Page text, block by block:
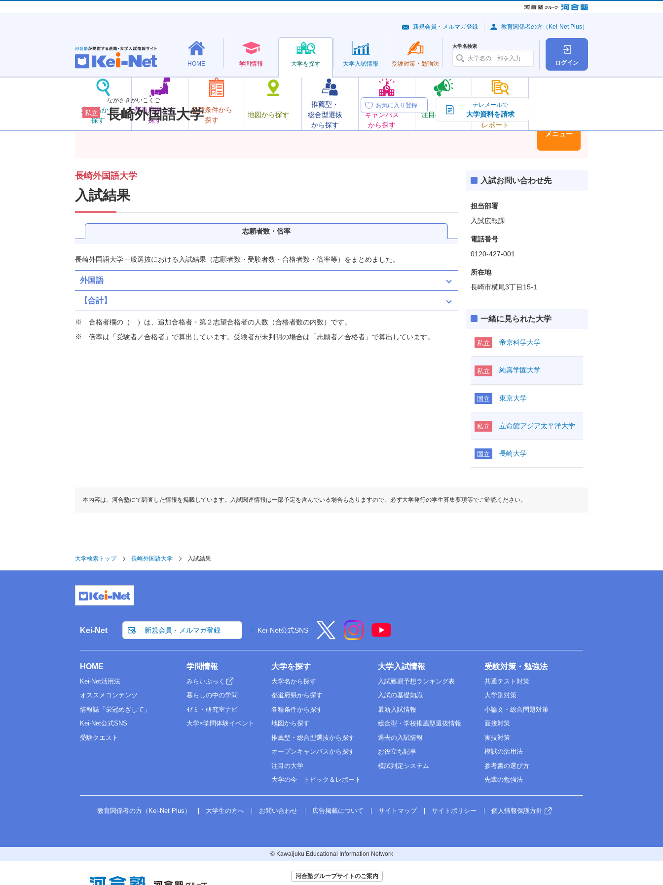
ログイン
HOME 学問情報 大学を探す
大学名から
探す
都道府県から
探す
各種条件から
探す
地図から探す
推薦型・
総合型選抜
から探す
オープン
キャンパス
から探す
注目の大学
大学の今
トピック＆
レポート
大学入試情報 受験対策・ 勉強法
大学名検索
新規会員・メルマガ登録 教育関係者の方（Kei-Net Plus）
私立
ながさきがいこくご
長崎外国語大学
お気に入り登録 テレメールで
大学資料を請求
メニュー
長崎外国語大学
入試結果
志願者数・倍率
長崎外国語大学一般選抜における入試結果（志願者数・受験者数・合格者数・倍率等）をまとめました。
外国語
【合計】
合格者欄の（ ）は、追加合格者・第２志望合格者の人数（合格者数の内数）です。
倍率は「受験者／合格者」で算出しています。受験者が未判明の場合は「志願者／合格者」で算出しています。
入試お問い合わせ先
担当部署
入試広報課
電話番号
0120-427-001
所在地
長崎市横尾3丁目15-1
一緒に見られた大学
私立 帝京科学大学
私立 純真学園大学
国立 東京大学
私立 立命館アジア太平洋大学
国立 長崎大学
本内容は、河合塾にて調査した情報を掲載しています。入試関連情報は一部予定を含んでいる場合もありますので、必ず大学発行の学生募集要項等でご確認ください。
大学検索トップ 長崎外国語大学 入試結果
Kei-Net 新規会員・メルマガ登録 Kei-Net公式SNS
HOME
Kei-Net活用法
オススメコンテンツ
情報誌「栄冠めざして」
Kei-Net公式SNS
受験クエスト
学問情報
みらいぶっく
暮らしの中の学問
ゼミ・研究室ナビ
大学×学問体験イベント
大学を探す
大学名から探す
都道府県から探す
各種条件から探す
地図から探す
推薦型・総合型選抜から探す
オープンキャンパスから探す
注目の大学
大学の今 トピック＆レポート
大学入試情報
入試難易予想ランキング表
入試の基礎知識
最新入試情報
総合型・学校推薦型選抜情報
過去の入試情報
お役立ち記事
模試判定システム
受験対策・勉強法
共通テスト対策
大学別対策
小論文・総合問題対策
面接対策
実技対策
模試の活用法
参考書の選び方
先輩の勉強法
教育関係者の方（Kei-Net Plus） 大学生の方へ お問い合わせ 広告掲載について サイトマップ サイトポリシー 個人情報保護方針
© Kawaijuku Educational Information Network
河合塾グループサイトのご案内